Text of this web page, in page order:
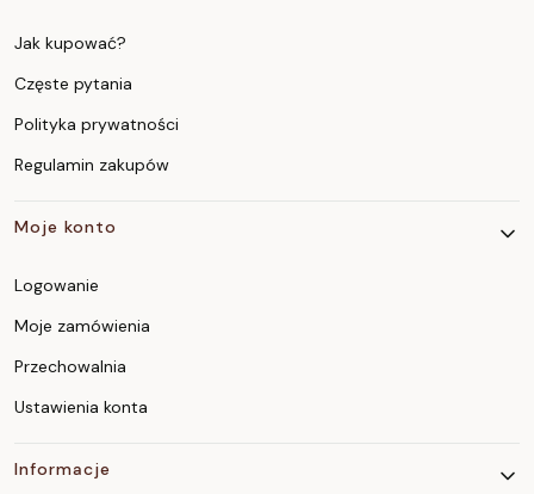
Jak kupować?
Częste pytania
Polityka prywatności
Regulamin zakupów
Moje konto
Logowanie
Moje zamówienia
Przechowalnia
Ustawienia konta
Informacje